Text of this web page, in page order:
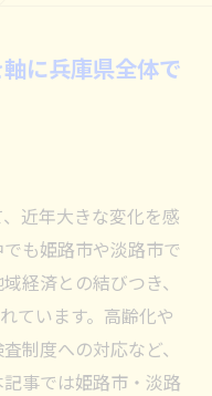
に兵庫県全体で
近年大きな変化を感
も姫路市や淡路市で
経済との結びつき、
ています。高齢化や
制度への対応など、
事では姫路市・淡路